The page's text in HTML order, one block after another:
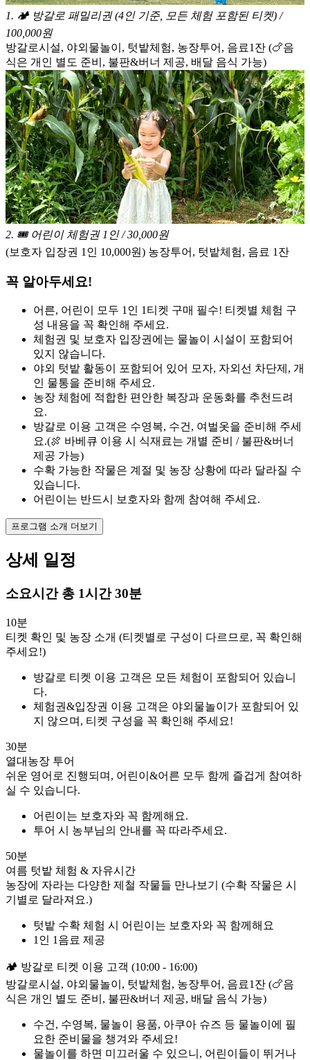
1. 🏕️ 방갈로 패밀리권 (4인 기준, 모든 체험 포함된 티켓) /
100,000원
방갈로시설, 야외물놀이, 텃밭체험, 농장투어, 음료1잔 (🍗음
식은 개인 별도 준비, 불판&버너 제공, 배달 음식 가능)
2. 🎟️ 어린이 체험권 1인 / 30,000원
(보호자 입장권 1인 10,000원) 농장투어, 텃밭체험, 음료 1잔
꼭 알아두세요!
어른, 어린이 모두 1인 1티켓 구매 필수! 티켓별 체험 구
성 내용을 꼭 확인해 주세요.
체험권 및 보호자 입장권에는 물놀이 시설이 포함되어
있지 않습니다.
야외 텃밭 활동이 포함되어 있어 모자, 자외선 차단제, 개
인 물통을 준비해 주세요.
농장 체험에 적합한 편안한 복장과 운동화를 추천드려
요.
방갈로 이용 고객은 수영복, 수건, 여벌옷을 준비해 주세
요.(🍖 바베큐 이용 시 식재료는 개별 준비 / 불판&버너
제공 가능)
수확 가능한 작물은 계절 및 농장 상황에 따라 달라질 수
있습니다.
어린이는 반드시 보호자와 함께 참여해 주세요.
프로그램 소개 더보기
상세 일정
소요시간 총 1시간 30분
10분
티켓 확인 및 농장 소개 (티켓별로 구성이 다르므로, 꼭 확인해
주세요!)
방갈로 티켓 이용 고객은 모든 체험이 포함되어 있습니
다.
체험권&입장권 이용 고객은 야외물놀이가 포함되어 있
지 않으며, 티켓 구성을 꼭 확인해 주세요!
30분
열대농장 투어
쉬운 영어로 진행되며, 어린이&어른 모두 함께 즐겁게 참여하
실 수 있습니다.
어린이는 보호자와 꼭 함께해요.
투어 시 농부님의 안내를 꼭 따라주세요.
50분
여름 텃밭 체험 & 자유시간
농장에 자라는 다양한 제철 작물들 만나보기 (수확 작물은 시
기별로 달라져요.)
텃밭 수확 체험 시 어린이는 보호자와 꼭 함께해요
1인 1음료 제공
🏕️ 방갈로 티켓 이용 고객 (10:00 - 16:00)
방갈로시설, 야외물놀이, 텃밭체험, 농장투어, 음료1잔 (🍗음
식은 개인 별도 준비, 불판&버너 제공, 배달 음식 가능)
수건, 수영복, 물놀이 용품, 아쿠아 슈즈 등 물놀이에 필
요한 준비물을 챙겨와 주세요!
물놀이를 하면 미끄러울 수 있으니, 어린이들이 뛰거나